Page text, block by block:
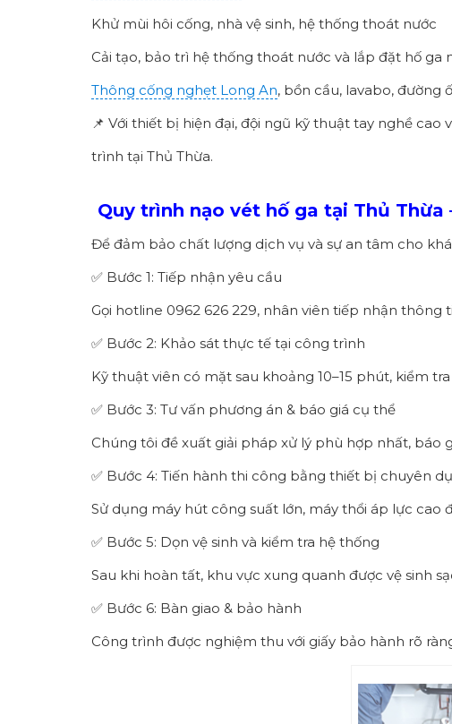
Khử mùi hôi cống, nhà vệ sinh, hệ thống thoát nước
Cải tạo, bảo trì hệ thống thoát nước và lắp đặt hố ga
Thông cống nghẹt Long An, bồn cầu, lavabo, đường
📌 Với thiết bị hiện đại, đội ngũ kỹ thuật tay nghề
trình tại Thủ Thừa.
Quy trình nạo vét hố ga tại Thủ Thừa
Để đảm bảo chất lượng dịch vụ và sự an tâm cho
✅ Bước 1: Tiếp nhận yêu cầu
Gọi hotline 0962 626 229, nhân viên tiếp nhận thông
✅ Bước 2: Khảo sát thực tế tại công trình
Kỹ thuật viên có mặt sau khoảng 10–15 phút, kiểm
✅ Bước 3: Tư vấn phương án & báo giá cụ thể
Chúng tôi đề xuất giải pháp xử lý phù hợp nhất, báo
✅ Bước 4: Tiến hành thi công bằng thiết bị chuyên
Sử dụng máy hút công suất lớn, máy thổi áp lực cao
✅ Bước 5: Dọn vệ sinh và kiểm tra hệ thống
Sau khi hoàn tất, khu vực xung quanh được vệ sinh
✅ Bước 6: Bàn giao & bảo hành
Công trình được nghiệm thu với giấy bảo hành rõ